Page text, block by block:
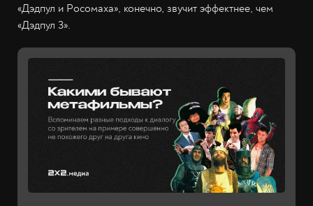
«Дэдпул и Росомаха», конечно, звучит эффектнее, чем
«Дэдпул 3».